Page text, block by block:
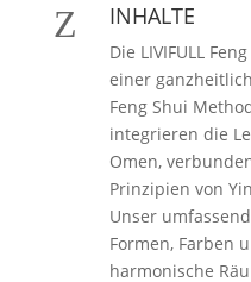
Z INHALTE
Die LIVIFULL
einer
Feng Shui
integrieren die
Omen,
Prinzipien von
Unser
Formen, Farben
harmonische